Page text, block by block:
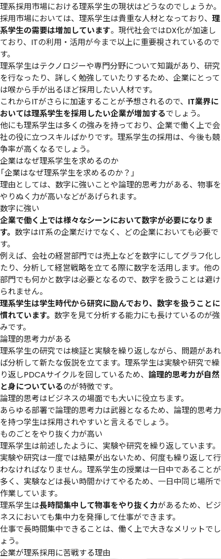
理系採用市場における理系学生の現状はどうなのでしょうか。
採用市場においては、理系学生は貴重な人材となっており、 理
系学生の需要は増加しています。現代社会ではDX化が加速し
ており、ITの利用・活用が今まで以上に重要視されているので
す。
理系学生はテクノロジーや専門分野について知識があり、研究
を行なったり、詳しく勉強していたりするため、企業にとって
は喉から手が出るほど採用したい人材です。
これからITがさらに加速することが予想されるので、 IT業界に
おいては理系学生を採用したい企業が増加するでしょう。
他にも理系学生は多くの強みを持っており、企業で働く上で会
社の役に立つスキルばかりです。理系学生の採用は、今後も競
争率が高くなるでしょう。
企業はなぜ理系学生を求めるのか
「企業はなぜ理系学生を求めるのか？」
理由としては、数字に強いことや論理的思考力がある、物事を
やりぬく力が高いなどがあげられます。
数字に強い
企業で働く上では様々なシーンにおいて数字が必要になりま
す。 数字はIT系の企業だけでなく、どの企業においても必要で
す。
例えば、会社の経営部門では売上などを数字にしてグラフ化し
たり、分析して経営戦略を立てる際に数字を活用します。他の
部門でも何かと数字は必要となるので、数字を扱うことは避け
られません。
理系学生は学生時代から研究に励んでおり、数字を扱うことに
慣れています。 数字を見て分析する能力にも長けているのが強
みです。
論理的思考力がある
理系学生の研究では検証と実験を繰り返しながら、問題があれ
ば分析して新たな仮説を立てます。理系学生は実験や研究で繰
り返しPDCAサイクルを回しているため、 論理的思考力が自然
と身についているのが特徴です。
論理的思考はビジネスの場面でも大いに役立ちます。
あらゆる部署で論理的思考力は武器となるため、論理的思考力
を持つ学生は採用されやすいと言えるでしょう。
ものごとをやり抜く力が高い
理系学生は前述したように、実験や研究を繰り返しています。
実験や研究は一度では結果が出ないため、何度も繰り返して行
わなければなりません。理系学生の授業は一日中であることが
多く、実験などは長い時間かけてやるため、一日中同じ場所で
作業しています。
理系学生は長時間集中して物事をやり抜く力があるため、ビジ
ネスにおいても集中力を発揮して仕事ができます。
仕事で長時間集中できることは、働く上で大きなメリットでし
ょう。
企業が理系採用に苦戦する理由